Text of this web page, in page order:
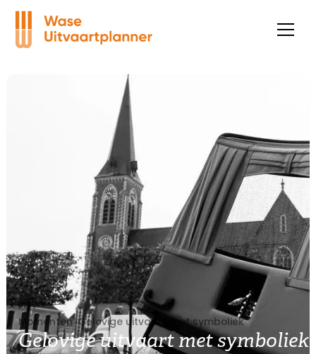
Momenten>Gelovige uitvaart met symboliek
Gelovige uitvaart met symboliek